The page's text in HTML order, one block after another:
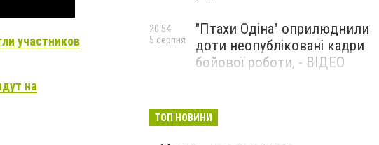
участников
на
"Птахи Одіна" оприлюднили
доти неопубліковані кадри
бойової роботи, - ВІДЕО
20:54
5 серпня
Бєдняков зіграє тата
5 серпня
ТОП НОВИНИ